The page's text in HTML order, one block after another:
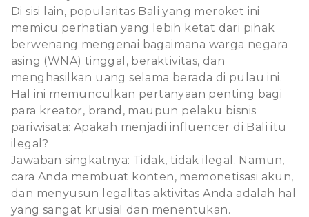
Di sisi lain, popularitas Bali yang meroket ini
memicu perhatian yang lebih ketat dari pihak
berwenang mengenai bagaimana warga negara
asing (WNA) tinggal, beraktivitas, dan
menghasilkan uang selama berada di pulau ini.
Hal ini memunculkan pertanyaan penting bagi
para kreator, brand, maupun pelaku bisnis
pariwisata: Apakah menjadi influencer di Bali itu
ilegal?
Jawaban singkatnya: Tidak, tidak ilegal. Namun,
cara Anda membuat konten, memonetisasi akun,
dan menyusun legalitas aktivitas Anda adalah hal
yang sangat krusial dan menentukan.